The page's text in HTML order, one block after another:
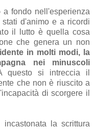
fondo nell'esperienza
d'animo e a ricordi
il lutto è quella cosa
che genera un non
in molti modi, la
nei minuscoli
questo si intreccia il
che non è riuscito a
di scorgere il
la scrittura